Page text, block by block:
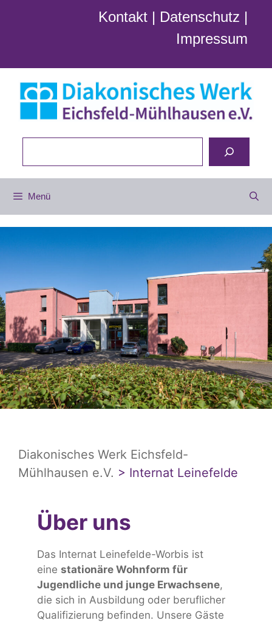
Kontakt | Datenschutz |
Impressum
Menü
Diakonisches Werk Eichsfeld-
Mühlhausen e.V. > Internat Leinefelde
Über uns
Das Internat Leinefelde-Worbis ist
einestationäre Wohnform für
Jugendliche und junge Erwachsene,
die sich in Ausbildung oder beruflicher
Qualifizierung befinden. Unsere Gäste